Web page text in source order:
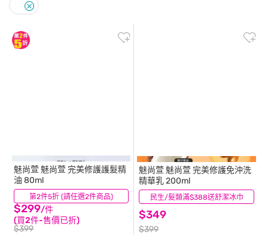
第2件5折 (請任選2件商品)
魅尚萱 魅尚萱 完美修護護髮精
油 80ml
$299/件
(買2件-售價已折)
$399
(69) 民生/髮類滿$388送舒潔冰巾
魅尚萱 魅尚萱 完美修護免沖洗
精華乳 200ml
$349
$399
(27)